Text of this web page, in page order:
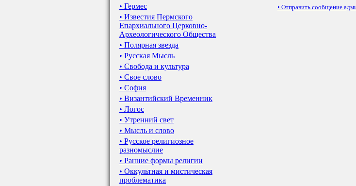
• Гермес
• Известия Пермского
Епархиального Церковно-
Археологического Общества
• Полярная звезда
• Русская Мысль
• Свобода и культура
• Свое слово
• София
• Византийский Временник
• Логос
• Утренний свет
• Мысль и слово
• Русское религиозное
разномыслие
• Ранние формы религии
• Оккультная и мистическая
проблематика
• Отправить сообщение